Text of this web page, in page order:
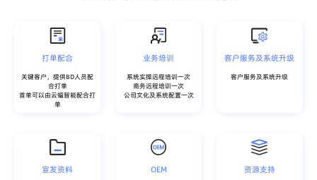
打单配合
关键客户，提供BD人员配
合打单
首单可以由云蝠智能配合打
单
业务培训
系统实操远程培训一次
商务远程培训一次
公司文化及系统配置一次
客户服务及系统升级
客户服务及系统升级
宣发资料 OEM 资源支持